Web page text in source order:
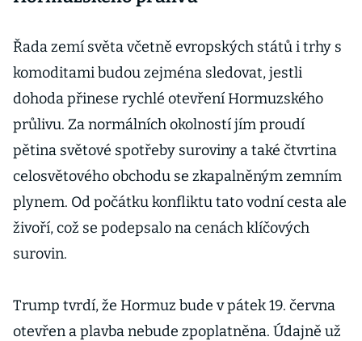
Řada zemí světa včetně evropských států i trhy s
komoditami budou zejména sledovat, jestli
dohoda přinese rychlé otevření Hormuzského
průlivu. Za normálních okolností jím proudí
pětina světové spotřeby suroviny a také čtvrtina
celosvětového obchodu se zkapalněným zemním
plynem. Od počátku konfliktu tato vodní cesta ale
živoří, což se podepsalo na cenách klíčových
surovin.
Trump tvrdí, že Hormuz bude v pátek 19. června
otevřen a plavba nebude zpoplatněna. Údajně už